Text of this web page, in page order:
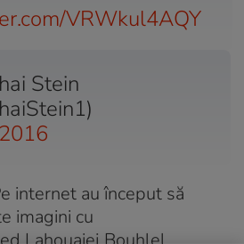
VRWkul4AQY
Stein
internet au început să
imagini cu